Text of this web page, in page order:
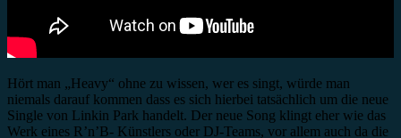
Hört man „Heavy“ ohne zu wissen, wer es singt, würde man
niemals darauf kommen dass es sich hierbei tatsächlich um die neue
Single von Linkin Park handelt. Der neue Song klingt eher wie das
Werk eines R’n’B- Künstlers oder DJ-Teams, vor allem auch da die